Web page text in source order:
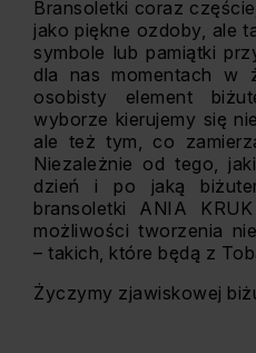
Bransoletki coraz
jako piękne ozdoby, ale
symbole lub pamiątki
dla nas momentach w
osobisty element
wyborze kierujemy się
ale też tym, co
Niezależnie od tego,
dzień i po jaką
bransoletki ANIA
możliwości tworzenia
– takich, które będą z
Życzymy zjawiskowej